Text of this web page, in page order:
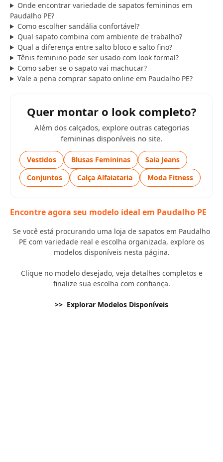
Onde encontrar variedade de sapatos femininos em
Paudalho PE?
Como escolher sandália confortável?
Qual sapato combina com ambiente de trabalho?
Qual a diferença entre salto bloco e salto fino?
Tênis feminino pode ser usado com look formal?
Como saber se o sapato vai machucar?
Vale a pena comprar sapato online em Paudalho PE?
Quer montar o look completo?
Além dos calçados, explore outras categorias
femininas disponíveis no site.
Vestidos Blusas Femininas
Saia Jeans
Conjuntos
Calça Alfaiataria Moda Fitness
Encontre agora seu modelo ideal em Paudalho PE
Se você está procurando uma loja de sapatos em Paudalho
PE com variedade real e escolha organizada, explore os
modelos disponíveis nesta página.
Clique no modelo desejado, veja detalhes completos e
finalize sua escolha com confiança.
>> Explorar Modelos Disponíveis